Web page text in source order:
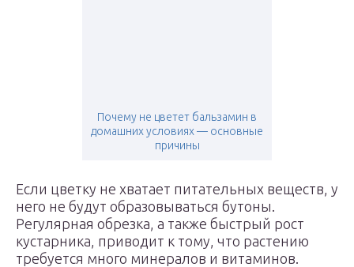
Почему не цветет бальзамин в
домашних условиях — основные
причины
Если цветку не хватает питательных веществ, у
него не будут образовываться бутоны.
Регулярная обрезка, а также быстрый рост
кустарника, приводит к тому, что растению
требуется много минералов и витаминов.